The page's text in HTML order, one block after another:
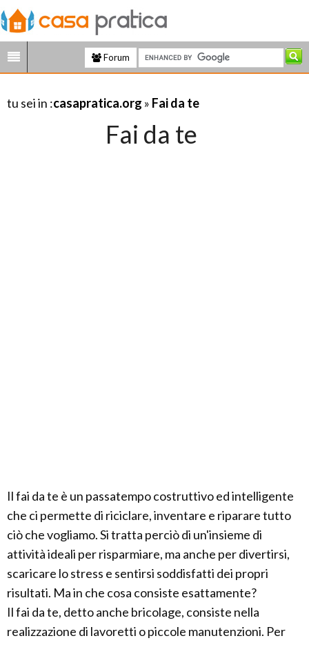
Forum
tu sei in :casapratica.org » Fai da te
Fai da te
Il fai da te è un passatempo costruttivo ed intelligente
che ci permette di riciclare, inventare e riparare tutto
ciò che vogliamo. Si tratta perciò di un'insieme di
attività ideali per risparmiare, ma anche per divertirsi,
scaricare lo stress e sentirsi soddisfatti dei propri
risultati. Ma in che cosa consiste esattamente?
Il fai da te, detto anche bricolage, consiste nella
realizzazione di lavoretti o piccole manutenzioni. Per